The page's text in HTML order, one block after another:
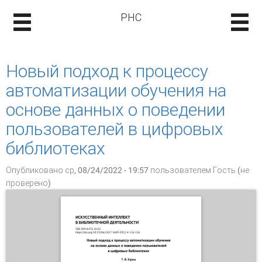
РНС
Новый подход к процессу
автоматизации обучения на
основе данных о поведении
пользователей в цифровых
библиотеках
Опубликовано ср, 08/24/2022 - 19:57 пользователем Гость (не
проверено)